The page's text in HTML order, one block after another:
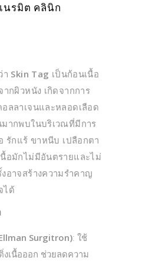
เนรมิต คลินิก
า Skin Tag เป็นก้อนเนื้อ
กผิวหนัง เกิดจากการ
ลลาเจนและหลอดเลือด
ากพบในบริเวณที่มีการ
รักแร้ ขาหนีบ เปลือกตา
อมักไม่มีอันตรายและไม่
อาจสร้างความรำคาญ
ได้
Surgitron): ใช้
เนื้อออก ช่วยลดความ